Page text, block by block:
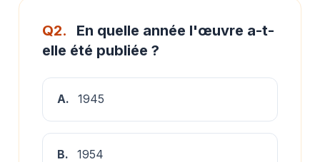
Q2.
En quelle année l'œuvre a-t-
elle été publiée ?
A. 1945
B. 1954